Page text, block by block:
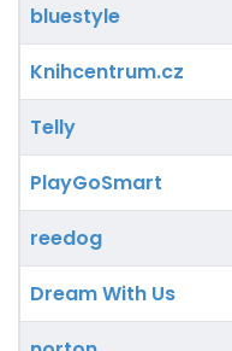
bluestyle
Knihcentrum.cz
Telly
PlayGoSmart
reedog
Dream With Us